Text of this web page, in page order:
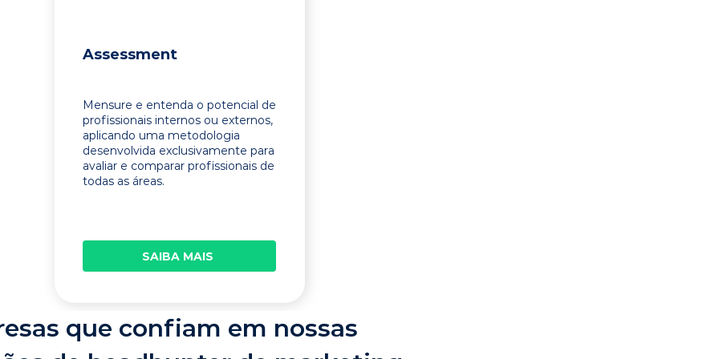
Assessment
Mensure e entenda o potencial de
profissionais internos ou externos,
aplicando uma metodologia
desenvolvida exclusivamente para
avaliar e comparar profissionais de
todas as áreas.
SAIBA MAIS
que confiam em nossas